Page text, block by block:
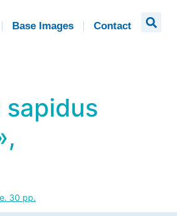
Base Images Contact
30 pp.